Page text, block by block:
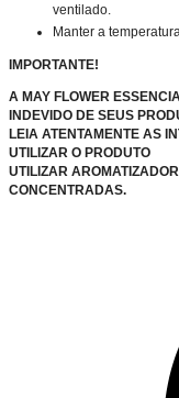
ventilado.
Manter a
IMPORTANTE!
A MAY FLOWER
INDEVIDO DE SEUS
LEIA ATENTAMENTE AS
UTILIZAR O PRODUTO
UTILIZAR
CONCENTRADAS.